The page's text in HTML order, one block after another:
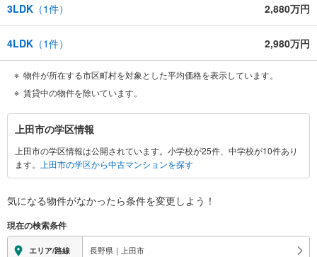
3LDK （1件） 2,880万円
4LDK （1件） 2,980万円
物件が所在する市区町村を対象とした平均価格を表示しています。
賃貸中の物件を除いています。
上
田
市
に
す
情
報
上田市の学区情報
上田市の学区情報は公開されています。小学校が25件、中学校が10件あり
ます。
上田市の学区から中古マンションを探す
気になる物件がなかったら条件を変更しよう！
現在の検索条件
エリア/路線 長野県｜上田市